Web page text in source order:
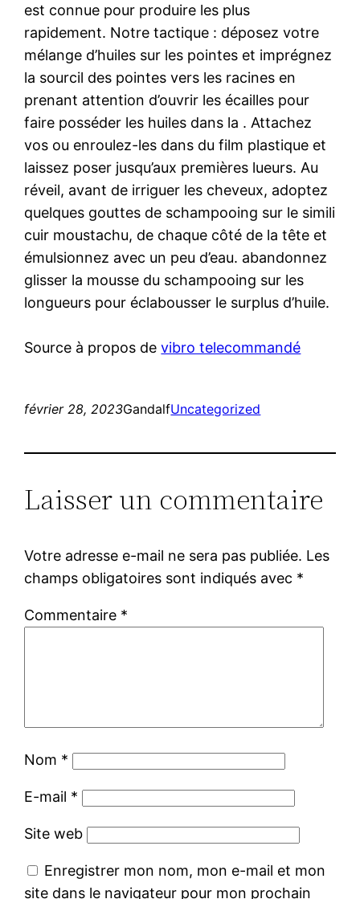
est connue pour produire les plus
rapidement. Notre tactique : déposez votre
mélange d’huiles sur les pointes et imprégnez
la sourcil des pointes vers les racines en
prenant attention d’ouvrir les écailles pour
faire posséder les huiles dans la . Attachez
vos ou enroulez-les dans du film plastique et
laissez poser jusqu’aux premières lueurs. Au
réveil, avant de irriguer les cheveux, adoptez
quelques gouttes de schampooing sur le simili
cuir moustachu, de chaque côté de la tête et
émulsionnez avec un peu d’eau. abandonnez
glisser la mousse du schampooing sur les
longueurs pour éclabousser le surplus d’huile.
Source à propos devibro telecommandé
février 28, 2023GandalfUncategorized
Laisser un commentaire
Votre adresse e-mail ne sera pas publiée. Les
champs obligatoires sont indiqués avec *
Commentaire *
Nom *
E-mail *
Site web
Enregistrer mon nom, mon e-mail et mon
site dans le navigateur pour mon prochain